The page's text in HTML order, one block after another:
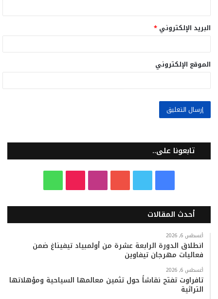
البريد الإلكتروني *
الموقع الإلكتروني
تابعونا على..
س
و
ك
ي
ت
ر
ت
ب
س
ت
ر
k
k
ت
س
ب
أحدث المقالات
أغسطس 6, 2026
انطلاق الدورة الرابعة عشرة من أولمبياد تيفيناغ ضمن
فعاليات مهرجان تيفاوين
أغسطس 6, 2026
تافراوت تفتح نقاشاً حول تثمين معالمها السياحية ومؤهلاتها
التراثية